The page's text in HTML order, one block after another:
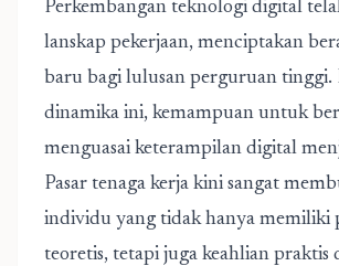
Perkembangan teknologi digital
lanskap pekerjaan, menciptakan
baru bagi lulusan perguruan tinggi.
dinamika ini, kemampuan untuk
menguasai keterampilan digital
Pasar tenaga kerja kini sangat
individu yang tidak hanya memiliki
teoretis, tetapi juga keahlian praktis